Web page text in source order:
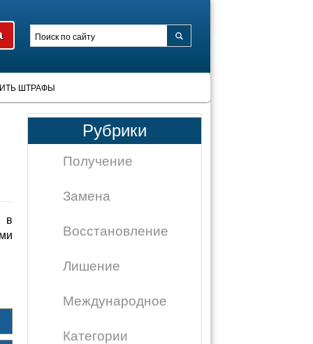
ШТРАФЫ
в
Рубрики
Получение
Замена
Восстановление
Лишение
Международное
Категории